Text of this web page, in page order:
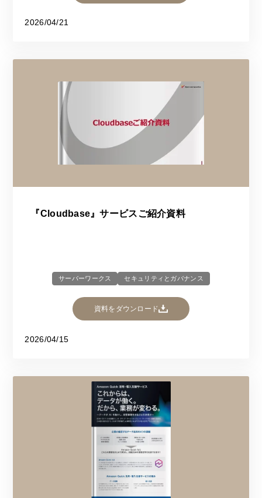
2026/04/21
『Cloudbase』サービスご紹介資料
サーバーワークス セキュリティとガバナンス
資料をダウンロード
2026/04/15